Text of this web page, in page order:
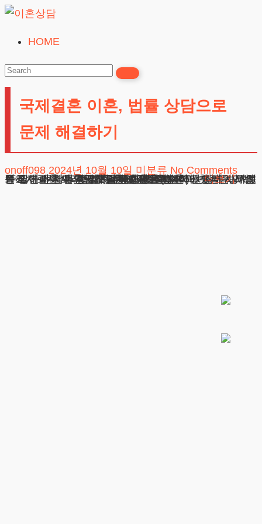
Skip
content
혼
상
HOME
국제결혼 이혼, 법률 상담으로
문제 해결하기
onoff098 2024년 10월 10일 미분류 No Comments
1. 국제결혼 이혼의 첫걸음, 무엇을 알아야 할까? 2. 법적 요건과 서류 준비, 무엇이 필요할까? 3. 실제 사례를 통해 본 문제들 4. 자주 묻는 질문 (Q&A) 5. 실수 방지! 변호사로서 드리는 조언 국제결혼 이혼의 첫걸음, 무엇을 알아야 할까? 국제결혼 이혼을 생각하는더보기
상호 : 법무법인 테헤란
사업자 : 589-86-01340
대표자 : 이수학
주소 : 서울시 강남구 테헤란로 420, KT선릉타워West 9층
광고책임변호사 : 이수학